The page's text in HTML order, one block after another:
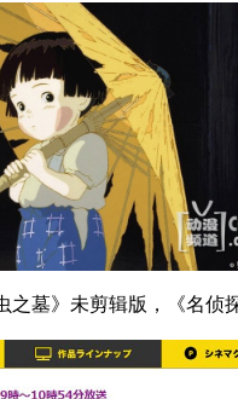
墓》未剪辑版，《名侦